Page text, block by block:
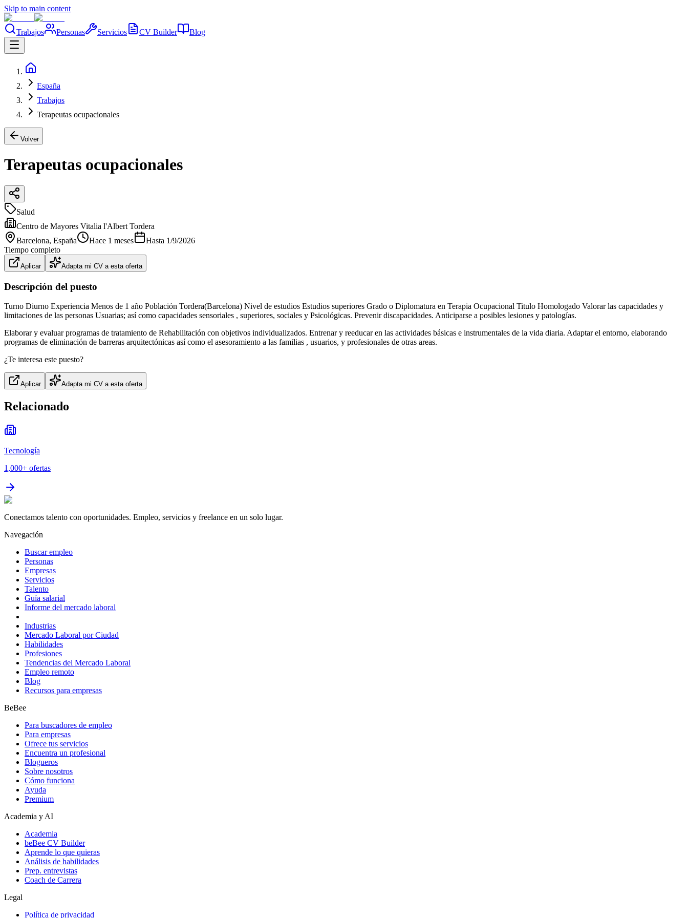
Skip to main content
Trabajos Personas Servicios CV Builder Blog
España
Trabajos
Terapeutas ocupacionales
Volver
Terapeutas ocupacionales
Salud
Centro de Mayores Vitalia l'Albert Tordera
Barcelona, España Hace 1 meses Hasta 1/9/2026
Tiempo completo
Aplicar Adapta mi CV a esta oferta
Descripción del puesto
Turno Diurno Experiencia Menos de 1 año Población Tordera(Barcelona) Nivel de estudios Estudios superiores Grado o Diplomatura en Terapia Ocupacional Titulo Homologado Valorar las capacidades y
limitaciones de las personas Usuarias; así como capacidades sensoriales , superiores, sociales y Psicológicas. Prevenir discapacidades. Anticiparse a posibles lesiones y patologías.
Elaborar y evaluar programas de tratamiento de Rehabilitación con objetivos individualizados. Entrenar y reeducar en las actividades básicas e instrumentales de la vida diaria. Adaptar el entorno, elaborando
programas de eliminación de barreras arquitectónicas así como el asesoramiento a las familias , usuarios, y profesionales de otras areas.
¿Te interesa este puesto?
Aplicar Adapta mi CV a esta oferta
Relacionado
Tecnología
1,000+ ofertas
Conectamos talento con oportunidades. Empleo, servicios y freelance en un solo lugar.
Navegación
Buscar empleo
Personas
Empresas
Servicios
Talento
Guía salarial
Informe del mercado laboral
Industrias
Mercado Laboral por Ciudad
Habilidades
Profesiones
Tendencias del Mercado Laboral
Empleo remoto
Blog
Recursos para empresas
BeBee
Para buscadores de empleo
Para empresas
Ofrece tus servicios
Encuentra un profesional
Blogueros
Sobre nosotros
Cómo funciona
Ayuda
Premium
Academia y AI
Academia
beBee CV Builder
Aprende lo que quieras
Análisis de habilidades
Prep. entrevistas
Coach de Carrera
Legal
Política de privacidad